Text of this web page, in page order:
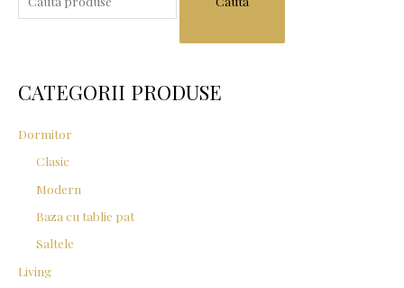
a
h
o
CATEGORII PRODUSE
Dormitor
Clasic
Modern
Baza cu tablie pat
Saltele
Living